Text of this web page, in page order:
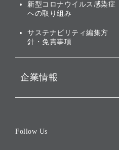
投資先のサステナビリティ
新型コロナウイルス感染症
への取り組み
サステナビリティ編集方
針・免責事項
企業情報
Follow Us